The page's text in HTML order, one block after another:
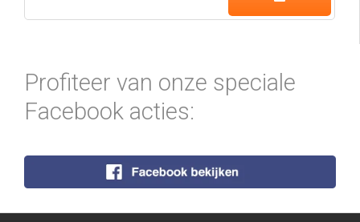
Profiteer van onze speciale
Facebook acties: